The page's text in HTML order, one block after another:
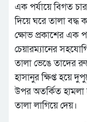
এক পর্যায়ে বিগত
দিয়ে ঘরে তালা বদ্ধ
ক্ষোভ প্রকাশের এক
চেয়ারম্যানের
তালা ভেঙে তাদের
হাসানুর ক্ষিপ্ত হয়ে
উপর অতর্কিত হামলা
তালা লাগিয়ে দেয়।